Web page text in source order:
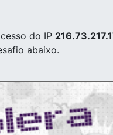
do IP
abaixo.